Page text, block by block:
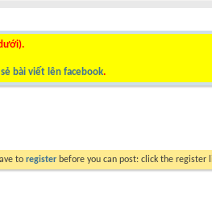
bài viết lên facebook.
to register before you can post: click the